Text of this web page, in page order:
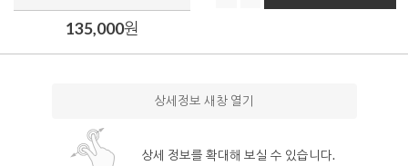
135,000원
상세정보 새창 열기
상세 정보를 확대해 보실 수 있습니다.